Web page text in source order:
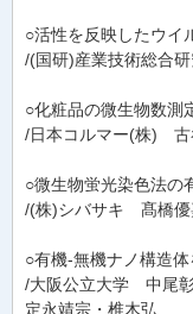
○活性を反映したウイ
/(国研)産業技術総合
○化粧品の微生物数測
/日本コルマー(株) 古
○微生物蛍光染色法の
/(株)シバサキ 髙橋優
○有機-無機ナノ構造
/大阪公立大学 中尾彰
定永靖宗・椎木弘